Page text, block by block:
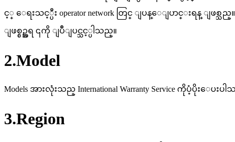
င့္ ေရးသင့္ပီး operator network တြင္ ျပန္ေျပာင္းရန္ ျဖစ္သည္။
ျဖစ္စဥ္အရ ၎ကို ျပဳျပင္သင့္ပါသည္။
2.Model
Models အားလုံးသည္ International Warranty Service ကိုပံ့ပိုးေ
3.Region